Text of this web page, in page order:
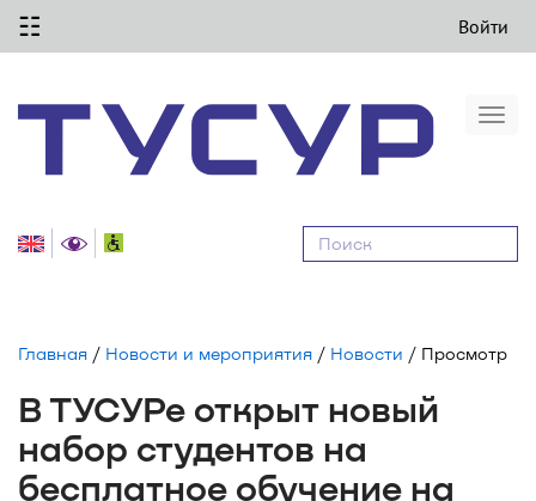
☷ Войти
Главная / Новости и мероприятия / Новости / Просмотр
В ТУСУРе открыт новый
набор студентов на
бесплатное обучение на